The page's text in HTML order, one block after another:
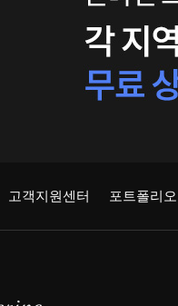
고객지원센터 포트폴리오